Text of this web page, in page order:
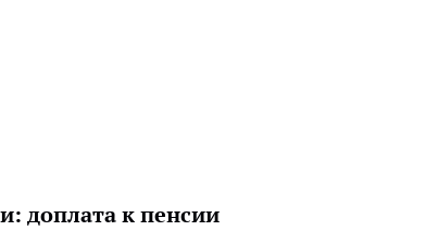
доплата к пенсии